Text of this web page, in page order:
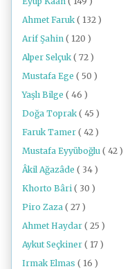
Ahmet Faruk ( 132 )
Arif Şahin ( 120 )
Alper Selçuk ( 72 )
Mustafa Ege ( 50 )
Yaşlı Bilge ( 46 )
Doğa Toprak ( 45 )
Faruk Tamer ( 42 )
Mustafa Eyyüboğlu ( 42 )
Âkil Ağazâde ( 34 )
Khorto Bâri ( 30 )
Piro Zaza ( 27 )
Ahmet Haydar ( 25 )
Aykut Seçkiner ( 17 )
Irmak Elmas ( 16 )